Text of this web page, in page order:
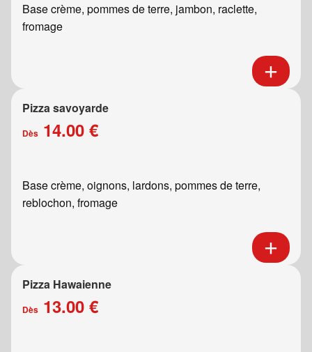
Base crème, pommes de terre, jambon, raclette,
fromage
Pizza savoyarde
Dès 14.00 €
Base crème, oignons, lardons, pommes de terre,
reblochon, fromage
Pizza Hawaienne
Dès 13.00 €